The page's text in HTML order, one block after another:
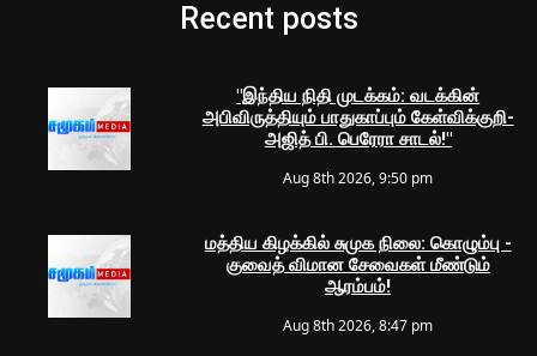
Recent posts
"இந்திய நிதி முடக்கம்: வடக்கின்
அபிவிருத்தியும் பாதுகாப்பும் கேள்விக்குறி-
அஜித் பி. பெரேரா சாடல்!"
Aug 8th 2026, 9:50 pm
மத்திய கிழக்கில் சுமுக நிலை: கொழும்பு -
குவைத் விமான சேவைகள் மீண்டும்
ஆரம்பம்!
Aug 8th 2026, 8:47 pm